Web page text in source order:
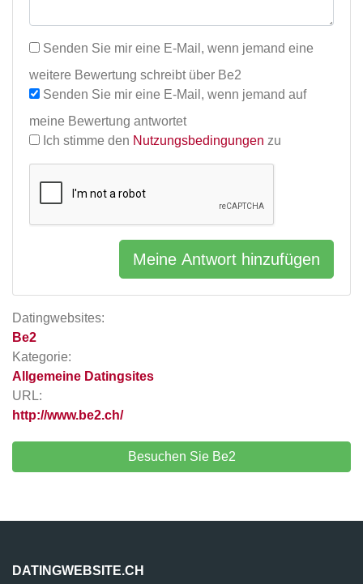
Datingwebsites:
Be2
Kategorie:
Allgemeine Datingsites
URL:
http://www.be2.ch/
Besuchen Sie Be2
Senden Sie mir eine E-Mail, wenn jemand eine
weitere Bewertung schreibt über Be2
Senden Sie mir eine E-Mail, wenn jemand auf
meine Bewertung antwortet
Ich stimme den Nutzungsbedingungen zu
Meine Antwort hinzufügen
DATINGWEBSITE.CH